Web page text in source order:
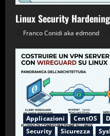
Linux Security
Franco Conidi aka edmond
Applicazioni CentOS
Security
Sicurezza